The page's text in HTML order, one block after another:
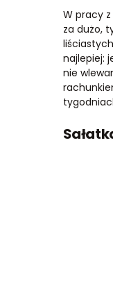
W pracy
za dużo,
najlepiej:
nie